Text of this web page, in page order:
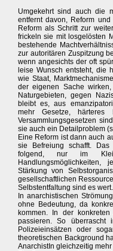
Umgekehrt sind auch die
entfernt davon, Reform
Reform als Schritt zur
frickeln sie mit losgelösten
bestehende
zur autoritären Zuspitzung
wenn angesichts der oft
leise Wunsch entsteht, die
wie Staat,
der eigenen Sache
Naturgebieten, gegen
bleibt es, aus
mehr Gesetze, härteres
Versammlungsgesetzen
sie auch ein Detailproblem
Eine Reform ist dann auch
sie Befreiung schafft.
folgend, nur im
Handlungsmöglichkeiten,
Stärkung von
gesellschaftlichen
Selbstentfaltung sind es wert.
In anarchistischen
ohne Bedeutung, da
kommen. In der
passieren. So überrascht
Polizeieinsätzen oder
theoretischen Background
AnarchistIn gleichzeitig mehr